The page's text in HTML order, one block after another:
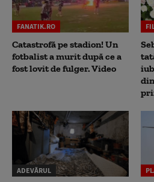
FANATIK.RO
Catastrofă pe stadion! Un
fotbalist a murit după ce a
fost lovit de fulger. Video
ADEVĂRUL